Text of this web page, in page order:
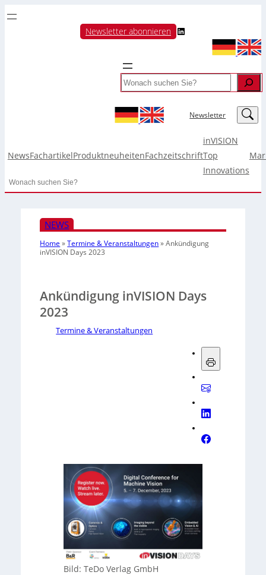
Newsletter abonnieren LinkedIn
Search
Newsletter LinkedIn
NewsFachartikelProduktneuheitenFachzeitschrift
inVISION
Top
Innovations
Search
NEWS
Home »Termine & Veranstaltungen»Ankündigung
inVISION Days 2023
Ankündigung inVISION Days
2023
Termine & Veranstaltungen
Bild: TeDo Verlag GmbH